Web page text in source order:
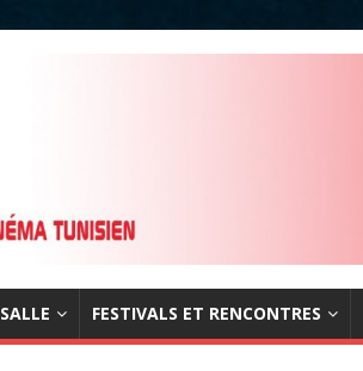
FESTIVALS ET RENCONTRES